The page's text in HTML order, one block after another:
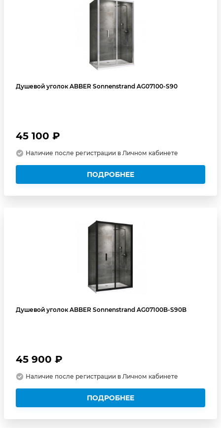
Душевой уголок ABBER Sonnenstrand AG07100-S90
45 100 ₽
Наличие после регистрации в Личном кабинете
ПОДРОБНЕЕ
Душевой уголок ABBER Sonnenstrand AG07100B-S90B
45 900 ₽
Наличие после регистрации в Личном кабинете
ПОДРОБНЕЕ